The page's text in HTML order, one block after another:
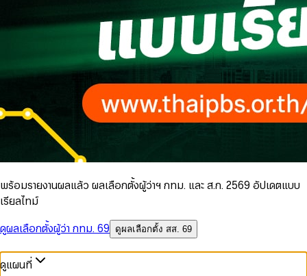
พร้อมรายงานผลแล้ว ผลเลือกตั้งผู้ว่าฯ กทม. และ ส.ก. 2569 อัปเดตแบบ
เรียลไทม์
ดูผลเลือกตั้งผู้ว่า กทม. 69
ดูผลเลือกตั้ง สส. 69
ดูแผนที่